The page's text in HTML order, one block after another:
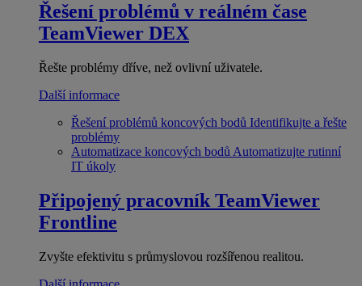
Řešení problémů v reálném čase
TeamViewer DEX
Řešte problémy dříve, než ovlivní uživatele.
Další informace
Řešení problémů koncových bodů Identifikujte a řešte
problémy
Automatizace koncových bodů Automatizujte rutinní
IT úkoly
Připojený pracovník TeamViewer
Frontline
Zvyšte efektivitu s průmyslovou rozšířenou realitou.